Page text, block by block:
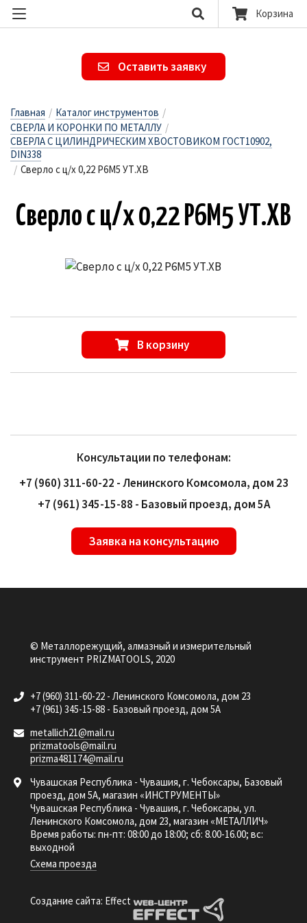
Корзина
Оставить заявку
Главная / Каталог инструментов /
СВЕРЛА И КОРОНКИ ПО МЕТАЛЛУ /
СВЕРЛА С ЦИЛИНДРИЧЕСКИМ ХВОСТОВИКОМ ГОСТ10902,
DIN338
/ Сверло с ц/х 0,22 Р6М5 УТ.ХВ
Свер­ло с ц/х 0,22 Р6М5 УТ.ХВ
В корзину
Консультации по телефонам:
+7 (960) 311-60-22 - Ленинского Комсомола, дом 23
+7 (961) 345-15-88 - Базовый проезд, дом 5А
Заявка на консультацию
© Металлорежущий, алмазный и измерительный
инструмент PRIZMATOOLS, 2020
+7 (960) 311-60-22 - Ленинского Комсомола, дом 23
+7 (961) 345-15-88 - Базовый проезд, дом 5А
metallich21@mail.ru
prizmatools@mail.ru
prizma481174@mail.ru
Чувашская Республика - Чувашия, г. Чебоксары, Базовый
проезд, дом 5А, магазин «ИНСТРУМЕНТЫ»
Чувашская Республика - Чувашия, г. Чебоксары, ул.
Ленинского Комсомола, дом 23, магазин «МЕТАЛЛИЧ»
Время работы: пн-пт: 08:00 до 18:00; сб: 8.00-16.00; вс:
выходной
Схема проезда
Создание сайта: Effect